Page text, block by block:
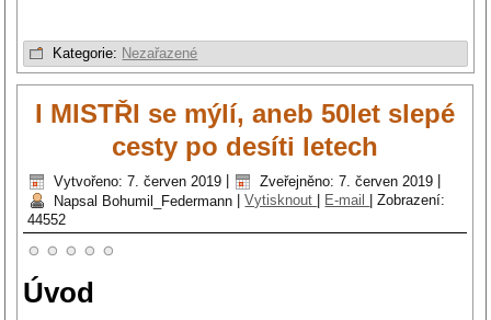
Kategorie: Nezařazené
I MISTŘI se mýlí, aneb 50let slepé
cesty po desíti letech
Vytvořeno: 7. červen 2019 Zveřejněno: 7. červen 2019
Napsal Bohumil_Federmann |Vytisknout E-mail |Zobrazení:
44552
Úvod